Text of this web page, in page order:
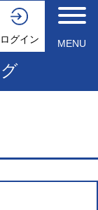
ログイン MENU